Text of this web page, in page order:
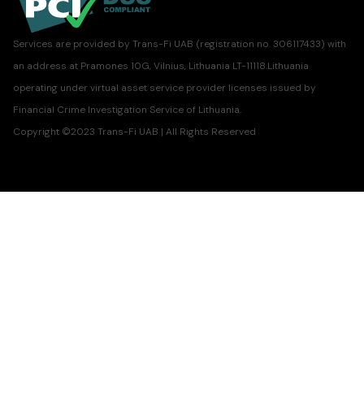
Services are provided by Trans-Fi UAB (registration no. 306117433) with
an address at Pramones 10G, Vilnius, Lithuania LT-11118.Lithuania
operating under virtual asset service provider licenses issued by
Financial Crime Investigation Service of Lithuania.
Copyright ©2023 Trans-Fi UAB | All Rights Reserved